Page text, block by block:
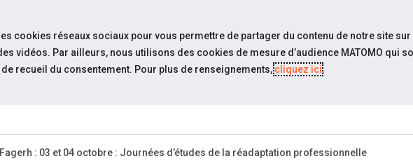
QUI SOMMES-
Fagerh : 03 et 04 octobre : Journées d’études de la réadaptation professionnelle
cookies réseaux sociaux pour vous permettre de partager du contenu de notre site sur
vidéos. Par ailleurs, nous utilisons des cookies de mesure d’audience MATOMO qui
de recueil du consentement. Pour plus de renseignements,cliquez ici.